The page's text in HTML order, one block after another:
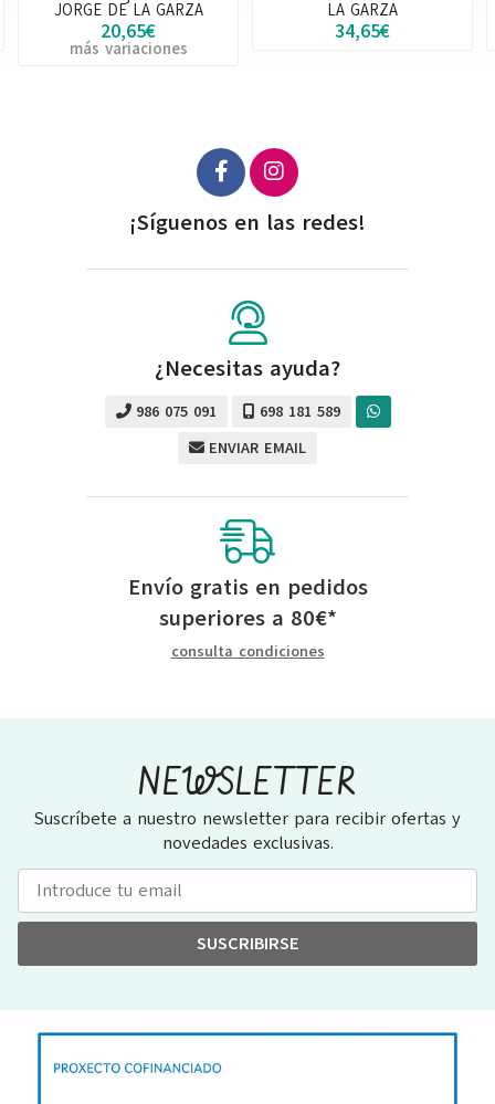
LA GARZA
34,65€
Lápiz Corrector Facial Miel
7,99€
¡Síguenos en las redes!
¿Necesitas ayuda?
986 075 091
698 181 589
ENVIAR EMAIL
Envío gratis en pedidos
superiores a 80€*
consulta condiciones
NEWSLETTER
Suscríbete a nuestro newsletter para recibir ofertas y
novedades exclusivas.
SUSCRIBIRSE